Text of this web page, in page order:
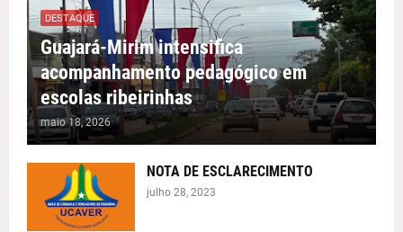
DESTAQUE
Guajará-Mirim intensifica
acompanhamento pedagógico em
escolas ribeirinhas
maio 18, 2026
NOTA DE ESCLARECIMENTO
julho 28, 2023